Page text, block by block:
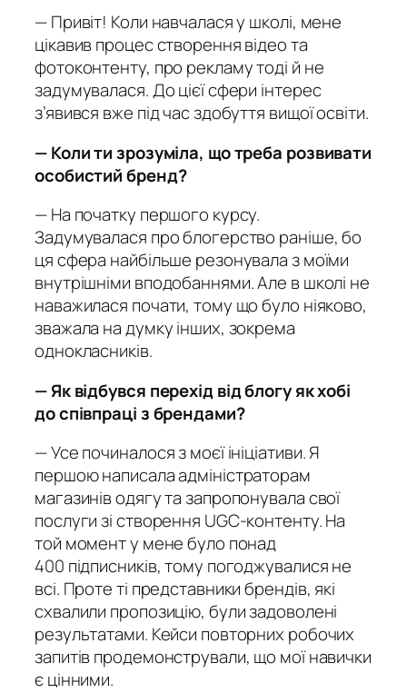
— Привіт! Коли навчалася у школі, мене
цікавив процес створення відео та
фотоконтенту, про рекламу тоді й не
задумувалася. До цієї сфери інтерес
з’явився вже під час здобуття вищої освіти.
— Коли ти зрозуміла, що треба розвивати
особистий бренд?
— На початку першого курсу.
Задумувалася про блогерство раніше, бо
ця сфера найбільше резонувала з моїми
внутрішніми вподобаннями. Але в школі не
наважилася почати, тому що було ніяково,
зважала на думку інших, зокрема
однокласників.
— Як відбувся перехід від блогу як хобі
до співпраці з брендами?
— Усе починалося з моєї ініціативи. Я
першою написала адміністраторам
магазинів одягу та запропонувала свої
послуги зі створення UGC-контенту. На
той момент у мене було понад
400 підписників, тому погоджувалися не
всі. Проте ті представники брендів, які
схвалили пропозицію, були задоволені
результатами. Кейси повторних робочих
запитів продемонстрували, що мої навички
є цінними.